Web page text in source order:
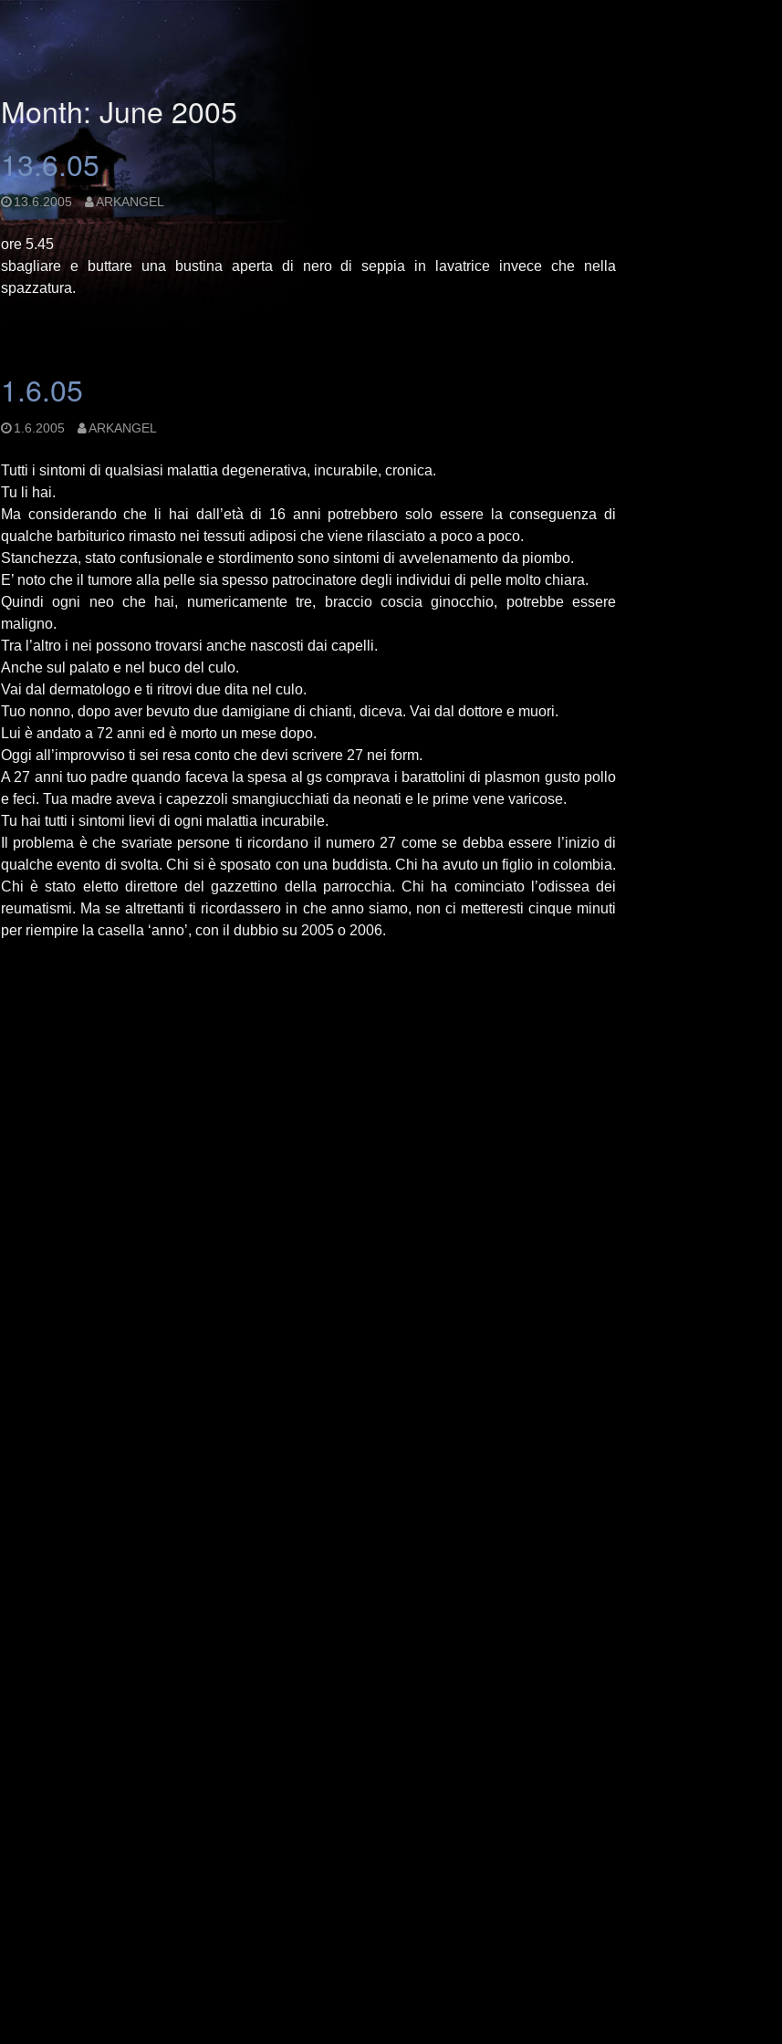
Month: June 2005
13.6.05
13.6.2005 ARKANGEL
ore 5.45
sbagliare e buttare una bustina aperta di nero di seppia in lavatrice invece che nella
spazzatura.
1.6.05
1.6.2005 ARKANGEL
Tutti i sintomi di qualsiasi malattia degenerativa, incurabile, cronica.
Tu li hai.
Ma considerando che li hai dall’età di 16 anni potrebbero solo essere la conseguenza di
qualche barbiturico rimasto nei tessuti adiposi che viene rilasciato a poco a poco.
Stanchezza, stato confusionale e stordimento sono sintomi di avvelenamento da piombo.
E’ noto che il tumore alla pelle sia spesso patrocinatore degli individui di pelle molto chiara.
Quindi ogni neo che hai, numericamente tre, braccio coscia ginocchio, potrebbe essere
maligno.
Tra l’altro i nei possono trovarsi anche nascosti dai capelli.
Anche sul palato e nel buco del culo.
Vai dal dermatologo e ti ritrovi due dita nel culo.
Tuo nonno, dopo aver bevuto due damigiane di chianti, diceva. Vai dal dottore e muori.
Lui è andato a 72 anni ed è morto un mese dopo.
Oggi all’improvviso ti sei resa conto che devi scrivere 27 nei form.
A 27 anni tuo padre quando faceva la spesa al gs comprava i barattolini di plasmon gusto pollo
e feci. Tua madre aveva i capezzoli smangiucchiati da neonati e le prime vene varicose.
Tu hai tutti i sintomi lievi di ogni malattia incurabile.
Il problema è che svariate persone ti ricordano il numero 27 come se debba essere l’inizio di
qualche evento di svolta. Chi si è sposato con una buddista. Chi ha avuto un figlio in colombia.
Chi è stato eletto direttore del gazzettino della parrocchia. Chi ha cominciato l’odissea dei
reumatismi. Ma se altrettanti ti ricordassero in che anno siamo, non ci metteresti cinque minuti
per riempire la casella ‘anno’, con il dubbio su 2005 o 2006.